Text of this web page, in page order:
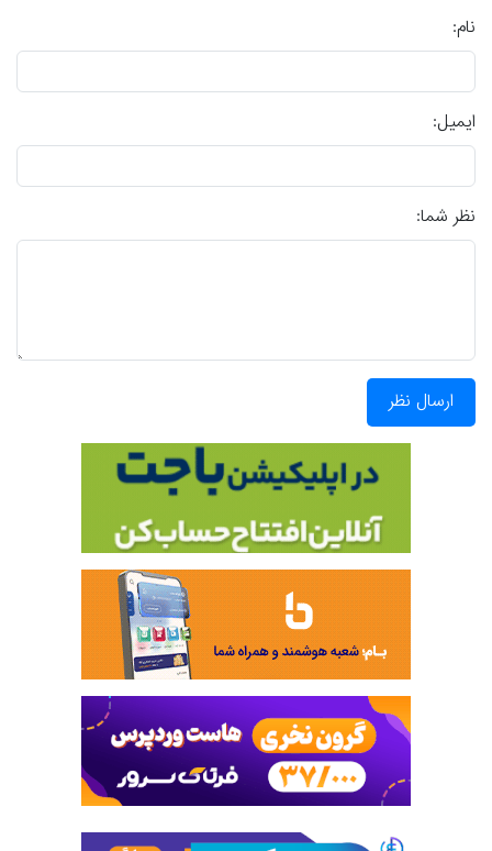
نام:
ایمیل:
نظر شما:
ارسال نظر